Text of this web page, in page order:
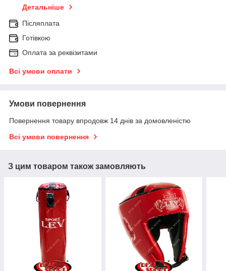
Детальніше
Післяплата
Готівкою
Оплата за реквізитами
Всі умови оплати
Умови повернення
Повернення товару впродовж 14 днів за домовленістю
Всі умови повернення
З цим товаром також замовляють